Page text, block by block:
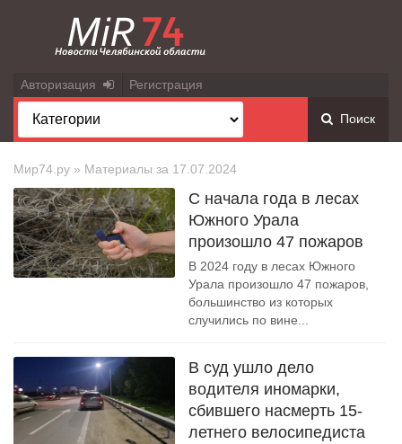
Авторизация Регистрация
Поиск
Мир74.ру » Материалы за 17.07.2024
С начала года в лесах
Южного Урала
произошло 47 пожаров
В 2024 году в лесах Южного
Урала произошло 47 пожаров,
большинство из которых
случились по вине...
В суд ушло дело
водителя иномарки,
сбившего насмерть 15-
летнего велосипедиста